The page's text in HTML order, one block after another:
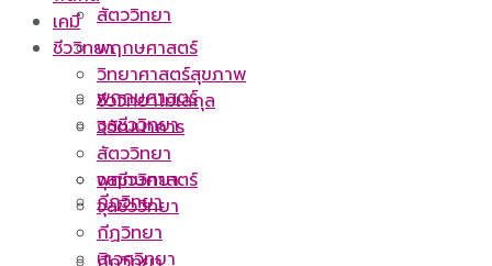
สัตววิทยา
พฤกษศาสตร์
จุลชีววิทยา
พฤกษศาสตร์
จุลชีววิทยา
กีฏวิทยา
เคมี
ชีววิทยา
วิทยาศาสตร์สุขภาพ
ชีววิทยาโมเลกุล
วิวัฒนาการ
สัตววิทยา
พฤกษศาสตร์
จุลชีววิทยา
กีฏวิทยา
นิเวศวิทยา